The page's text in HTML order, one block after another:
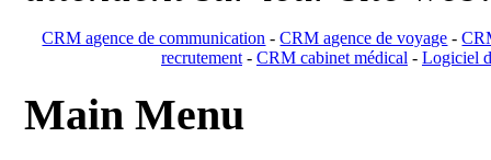
CRM agence de communication -CRM agence de voyage -
recrutement- CRM cabinet médical- Logiciel
Main Menu